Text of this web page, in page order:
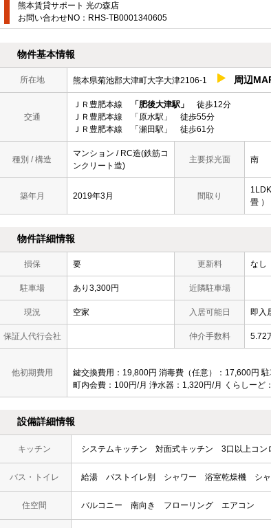
熊本賃貸サポート 光の森店
お問い合わせNO：RHS-TB0001340605
物件基本情報
所在地 熊本県菊池郡大津町大字大津2106-1 周辺
交通
ＪＲ豊肥本線 「肥後大津駅」
徒歩12分
ＪＲ豊肥本線 「原水駅」 徒歩55分
ＪＲ豊肥本線 「瀬田駅」 徒歩61分
種別 / 構造
マンション / RC造(鉄筋コ
ンクリート造)
主要採光面 南
築年月 2019年3月 間取り
畳 ）
物件詳細情報
損保 要 更新料 なし
駐車場 あり3,300円 近隣駐車場
現況 空家 入居可能日 即入
保証人代行会社 仲介手数料 5.72
他初期費用
鍵交換費用：19,800円 消毒費（任意）：17,600円
町内会費：100円/月 浄水器：1,320円/月 くらしーど
設備詳細情報
キッチン システムキッチン 対面式キッチン 3口以上コン
バス・トイレ 給湯 バストイレ別 シャワー 浴室乾燥機 シ
住空間 バルコニー 南向き フローリング エアコン